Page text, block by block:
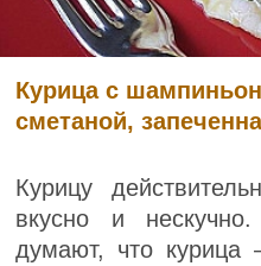
Курица с
сметаной,
Курицу
вкусно и
думают, что